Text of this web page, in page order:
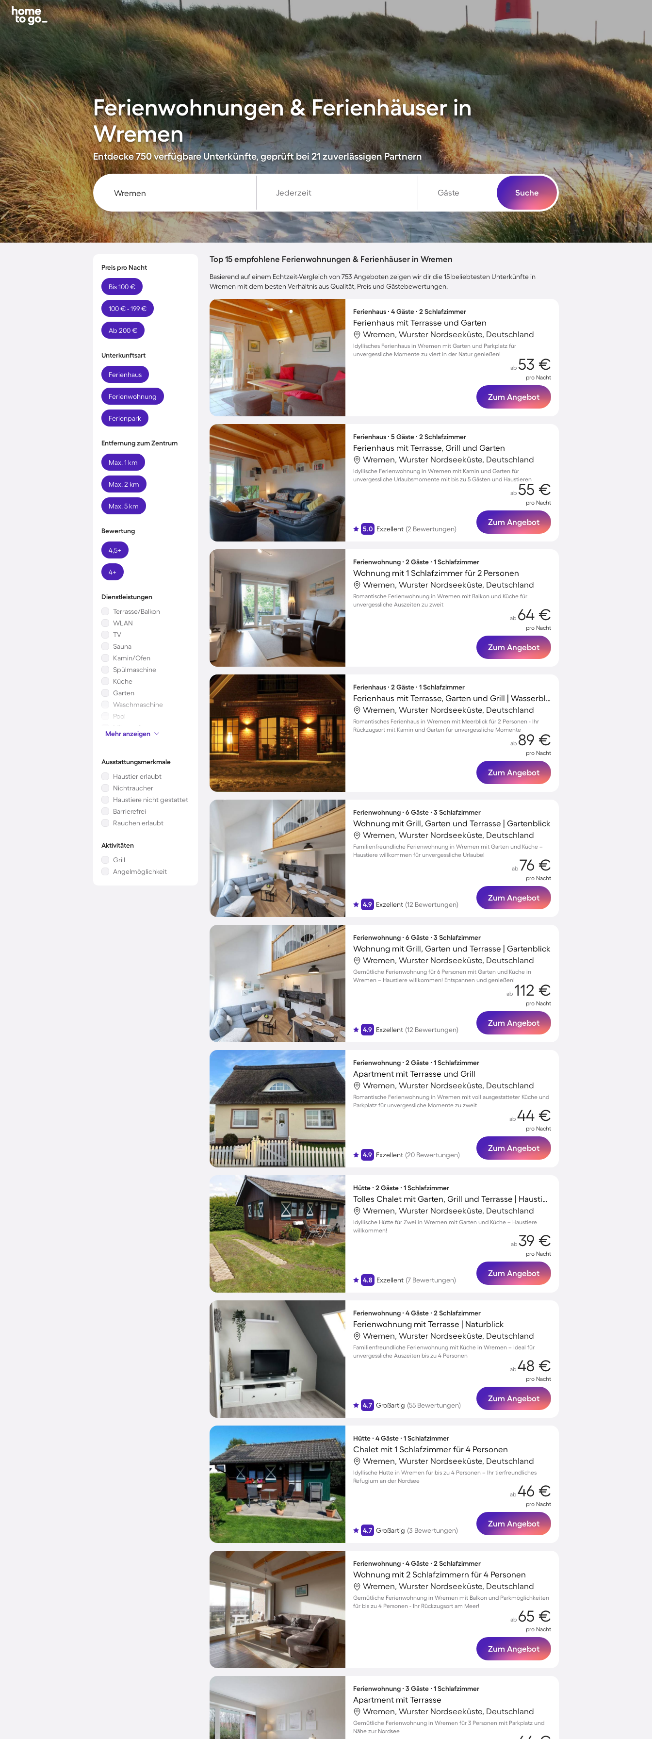
Ferienwohnungen & Ferienhäuser in
Wremen
Entdecke 750 verfügbare Unterkünfte, geprüft bei 21 zuverlässigen Partnern
Jederzeit Gäste Suche
Preis pro Nacht
Bis 100 €
100 € - 199 €
Ab 200 €
Unterkunftsart
Ferienhaus
Ferienwohnung
Ferienpark
Entfernung zum Zentrum
Max. 1 km
Max. 2 km
Max. 5 km
Bewertung
4,5+
4+
Dienstleistungen
Terrasse/Balkon
WLAN
TV
Sauna
Kamin/Ofen
Spülmaschine
Küche
Garten
Waschmaschine
Pool
Mikrowelle
Kinderbett
Mehr anzeigen
Ausstattungsmerkmale
Haustier erlaubt
Nichtraucher
Haustiere nicht gestattet
Barrierefrei
Rauchen erlaubt
Aktivitäten
Grill
Angelmöglichkeit
Top 15 empfohlene Ferienwohnungen & Ferienhäuser in Wremen
Basierend auf einem Echtzeit-Vergleich von 753 Angeboten zeigen wir dir die 15 beliebtesten Unterkünfte in
Wremen mit dem besten Verhältnis aus Qualität, Preis und Gästebewertungen.
Ferienhaus ∙ 4 Gäste ∙ 2 Schlafzimmer
Ferienhaus mit Terrasse und Garten
Wremen, Wurster Nordseeküste, Deutschland
Idyllisches Ferienhaus in Wremen mit Garten und Parkplatz für
unvergessliche Momente zu viert in der Natur genießen!
ab 53 €
pro Nacht
Zum Angebot
Ferienhaus ∙ 5 Gäste ∙ 2 Schlafzimmer
Ferienhaus mit Terrasse, Grill und Garten
Wremen, Wurster Nordseeküste, Deutschland
Idyllische Ferienwohnung in Wremen mit Kamin und Garten für
unvergessliche Urlaubsmomente mit bis zu 5 Gästen und Haustieren
5.0 Exzellent (2 Bewertungen)
ab 55 €
pro Nacht
Zum Angebot
Ferienwohnung ∙ 2 Gäste ∙ 1 Schlafzimmer
Wohnung mit 1 Schlafzimmer für 2 Personen
Wremen, Wurster Nordseeküste, Deutschland
Romantische Ferienwohnung in Wremen mit Balkon und Küche für
unvergessliche Auszeiten zu zweit
ab 64 €
pro Nacht
Zum Angebot
Ferienhaus ∙ 2 Gäste ∙ 1 Schlafzimmer
Ferienhaus mit Terrasse, Garten und Grill | Wasserblick
Wremen, Wurster Nordseeküste, Deutschland
Romantisches Ferienhaus in Wremen mit Meerblick für 2 Personen - Ihr
Rückzugsort mit Kamin und Garten für unvergessliche Momente
ab 89 €
pro Nacht
Zum Angebot
Ferienwohnung ∙ 6 Gäste ∙ 3 Schlafzimmer
Wohnung mit Grill, Garten und Terrasse | Gartenblick
Wremen, Wurster Nordseeküste, Deutschland
Familienfreundliche Ferienwohnung in Wremen mit Garten und Küche –
Haustiere willkommen für unvergessliche Urlaube!
4.9 Exzellent (12 Bewertungen)
ab 76 €
pro Nacht
Zum Angebot
Ferienwohnung ∙ 6 Gäste ∙ 3 Schlafzimmer
Wohnung mit Grill, Garten und Terrasse | Gartenblick
Wremen, Wurster Nordseeküste, Deutschland
Gemütliche Ferienwohnung für 6 Personen mit Garten und Küche in
Wremen – Haustiere willkommen! Entspannen und genießen!
4.9 Exzellent (12 Bewertungen)
ab 112 €
pro Nacht
Zum Angebot
Ferienwohnung ∙ 2 Gäste ∙ 1 Schlafzimmer
Apartment mit Terrasse und Grill
Wremen, Wurster Nordseeküste, Deutschland
Romantische Ferienwohnung in Wremen mit voll ausgestatteter Küche und
Parkplatz für unvergessliche Momente zu zweit
4.9 Exzellent (20 Bewertungen)
ab 44 €
pro Nacht
Zum Angebot
Hütte ∙ 2 Gäste ∙ 1 Schlafzimmer
Tolles Chalet mit Garten, Grill und Terrasse | Haustiere erlaubt
Wremen, Wurster Nordseeküste, Deutschland
Idyllische Hütte für Zwei in Wremen mit Garten und Küche – Haustiere
willkommen!
4.8 Exzellent (7 Bewertungen)
ab 39 €
pro Nacht
Zum Angebot
Ferienwohnung ∙ 4 Gäste ∙ 2 Schlafzimmer
Ferienwohnung mit Terrasse | Naturblick
Wremen, Wurster Nordseeküste, Deutschland
Familienfreundliche Ferienwohnung mit Küche in Wremen – Ideal für
unvergessliche Auszeiten bis zu 4 Personen
4.7 Großartig (55 Bewertungen)
ab 48 €
pro Nacht
Zum Angebot
Hütte ∙ 4 Gäste ∙ 1 Schlafzimmer
Chalet mit 1 Schlafzimmer für 4 Personen
Wremen, Wurster Nordseeküste, Deutschland
Idyllische Hütte in Wremen für bis zu 4 Personen – Ihr tierfreundliches
Refugium an der Nordsee
4.7 Großartig (3 Bewertungen)
ab 46 €
pro Nacht
Zum Angebot
Ferienwohnung ∙ 4 Gäste ∙ 2 Schlafzimmer
Wohnung mit 2 Schlafzimmern für 4 Personen
Wremen, Wurster Nordseeküste, Deutschland
Gemütliche Ferienwohnung in Wremen mit Balkon und Parkmöglichkeiten
für bis zu 4 Personen - Ihr Rückzugsort am Meer!
ab 65 €
pro Nacht
Zum Angebot
Ferienwohnung ∙ 3 Gäste ∙ 1 Schlafzimmer
Apartment mit Terrasse
Wremen, Wurster Nordseeküste, Deutschland
Gemütliche Ferienwohnung in Wremen für 3 Personen mit Parkplatz und
Nähe zur Nordsee